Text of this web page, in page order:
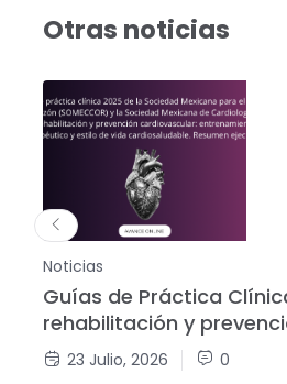
Imaging
Otras noticias
Noticias
Guías de Práctica
rehabilitación y
cardiovascular
23 Julio, 2026 0